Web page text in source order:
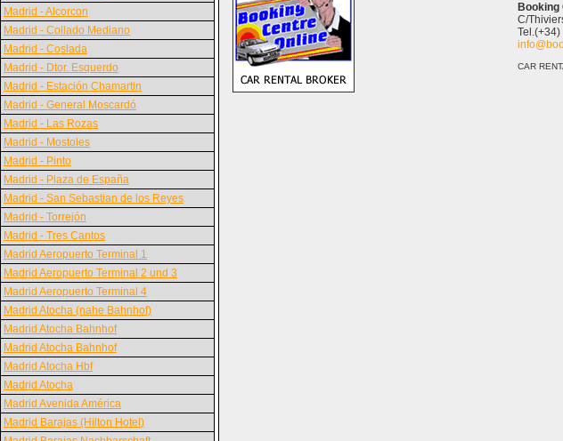
Madrid - Alcorcon
Madrid - Collado Mediano
Madrid - Coslada
Madrid - Dtor. Esquerdo
Madrid - Estación Chamartin
Madrid - General Moscardó
Madrid - Las Rozas
Madrid - Mostoles
Madrid - Pinto
Madrid - Plaza de España
Madrid - San Sebastian de los Reyes
Madrid - Torrejón
Madrid - Tres Cantos
Madrid Aeropuerto Terminal 1
Madrid Aeropuerto Terminal 2 und 3
Madrid Aeropuerto Terminal 4
Madrid Atocha (nahe Bahnhof)
Madrid Atocha Bahnhof
Madrid Atocha Bahnhof
Madrid Atocha Hbf
Madrid Atocha
Madrid Avenida América
Madrid Barajas (Hilton Hotel)
Booking
C/
CAR